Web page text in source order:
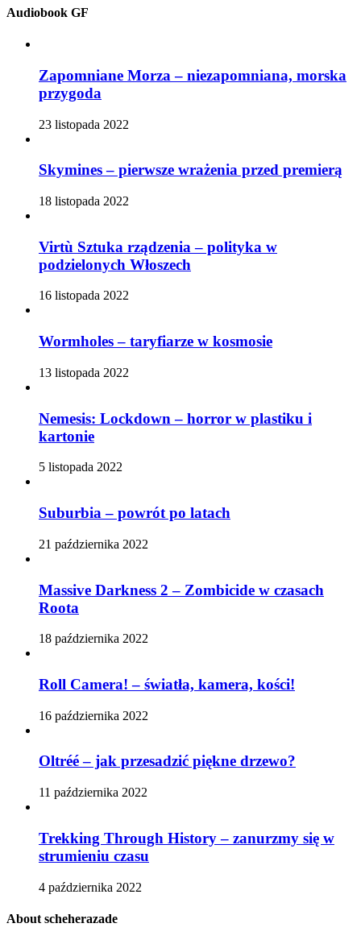
Audiobook GF
Zapomniane Morza – niezapomniana, morska
przygoda
23 listopada 2022
Skymines – pierwsze wrażenia przed premierą
18 listopada 2022
Virtù Sztuka rządzenia – polityka w
podzielonych Włoszech
16 listopada 2022
Wormholes – taryfiarze w kosmosie
13 listopada 2022
Nemesis: Lockdown – horror w plastiku i
kartonie
5 listopada 2022
Suburbia – powrót po latach
21 października 2022
Massive Darkness 2 – Zombicide w czasach
Roota
18 października 2022
Roll Camera! – światła, kamera, kości!
16 października 2022
Oltréé – jak przesadzić piękne drzewo?
11 października 2022
Trekking Through History – zanurzmy się w
strumieniu czasu
4 października 2022
About scheherazade